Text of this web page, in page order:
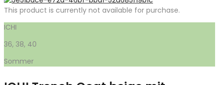
This product is currently not available for purchase.
ICHI
36, 38, 40
Sommer